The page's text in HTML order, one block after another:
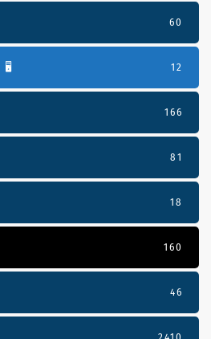
60
🖥️ 12
166
81
18
160
46